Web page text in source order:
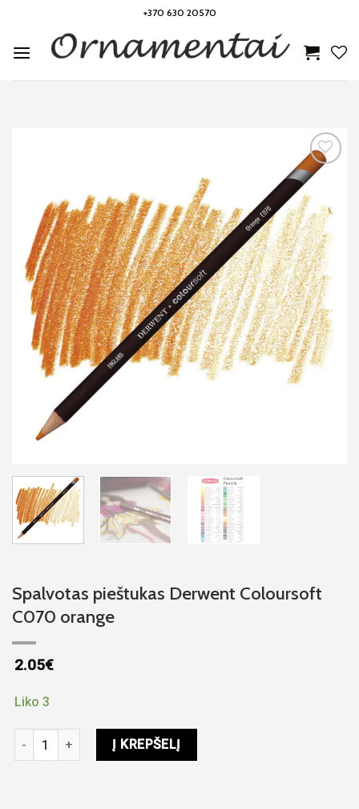
content
+370 630 20570
Noriu!
Spalvotas pieštukas Derwent Coloursoft
C070 orange
2.05€
Liko 3
produkto kiekis: Spalvotas pieštukas Derwent Coloursoft
Į KREPŠELĮ